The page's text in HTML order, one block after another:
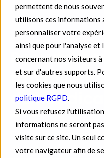
permettent de nous
utilisons ces informations
personnaliser votre
ainsi que pour l'analyse et
concernant nos visiteurs
et sur d'autres supports.
les cookies que nous
politique RGPD.
Si vous refusez
informations ne seront
visite sur ce site. Un seul
votre navigateur afin de
« POLITIQUE
de handicap
Répondez
d’emploi grâce à